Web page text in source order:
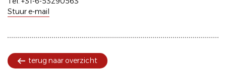
Stuur e-mail
terug naar overzicht